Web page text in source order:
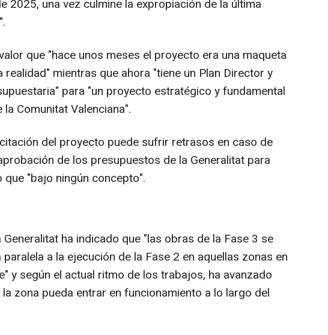
2025, una vez culmine la expropiación de la última
que "hace unos meses el proyecto era una maqueta
realidad" mientras que ahora "tiene un Plan Director y
para "un proyecto estratégico y fundamental
Comunitat Valenciana".
del proyecto puede sufrir retrasos en caso de
de los presupuestos de la Generalitat para
que "bajo ningún concepto".
ha indicado que "las obras de la Fase 3 se
a la ejecución de la Fase 2 en aquellas zonas en
y según el actual ritmo de los trabajos, ha avanzado
zona pueda entrar en funcionamiento a lo largo del